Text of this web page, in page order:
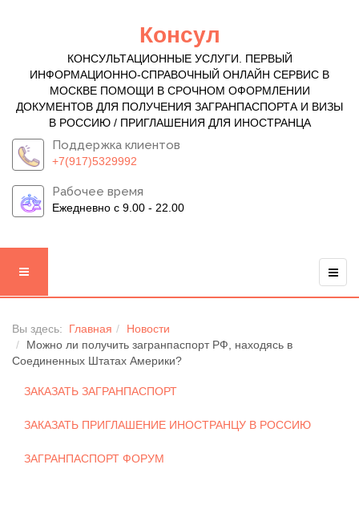
Консул
КОНСУЛЬТАЦИОННЫЕ УСЛУГИ. ПЕРВЫЙ
ИНФОРМАЦИОННО-СПРАВОЧНЫЙ ОНЛАЙН СЕРВИС В
МОСКВЕ ПОМОЩИ В СРОЧНОМ ОФОРМЛЕНИИ
ДОКУМЕНТОВ ДЛЯ ПОЛУЧЕНИЯ ЗАГРАНПАСПОРТА И ВИЗЫ
В РОССИЮ / ПРИГЛАШЕНИЯ ДЛЯ ИНОСТРАНЦА
Поддержка клиентов
+7(917)5329992
Рабочее время
Ежедневно с 9.00 - 22.00
Вы здесь: Главная
Новости
Можно ли получить загранпаспорт РФ, находясь в
Соединенных Штатах Америки?
ЗАКАЗАТЬ ЗАГРАНПАСПОРТ
ЗАКАЗАТЬ ПРИГЛАШЕНИЕ ИНОСТРАНЦУ В РОССИЮ
ЗАГРАНПАСПОРТ ФОРУМ